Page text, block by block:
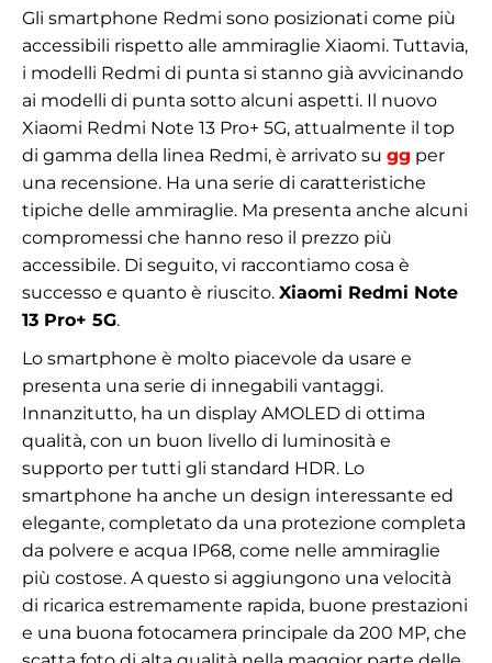
Gli smartphone Redmi sono posizionati come più
accessibili rispetto alle ammiraglie Xiaomi. Tuttavia,
i modelli Redmi di punta si stanno già avvicinando
ai modelli di punta sotto alcuni aspetti. Il nuovo
Xiaomi Redmi Note 13 Pro+ 5G, attualmente il top
di gamma della linea Redmi, è arrivato su gg per
una recensione. Ha una serie di caratteristiche
tipiche delle ammiraglie. Ma presenta anche alcuni
compromessi che hanno reso il prezzo più
accessibile. Di seguito, vi raccontiamo cosa è
successo e quanto è riuscito. Xiaomi Redmi Note
13 Pro+ 5G.
Lo smartphone è molto piacevole da usare e
presenta una serie di innegabili vantaggi.
Innanzitutto, ha un display AMOLED di ottima
qualità, con un buon livello di luminosità e
supporto per tutti gli standard HDR. Lo
smartphone ha anche un design interessante ed
elegante, completato da una protezione completa
da polvere e acqua IP68, come nelle ammiraglie
più costose. A questo si aggiungono una velocità
di ricarica estremamente rapida, buone prestazioni
e una buona fotocamera principale da 200 MP, che